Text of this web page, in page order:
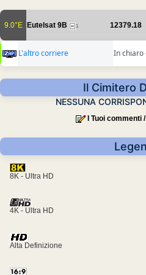
9.0°E Eutelsat 9B 1 12379.18
L'altro corriere In chiaro
Il Cimitero
NESSUNA
I Tuoi
8K - Ultra HD
4K - Ultra HD
Alta Definizione